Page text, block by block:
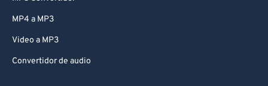
MP4 a MP3
Video a MP3
Convertidor de audio